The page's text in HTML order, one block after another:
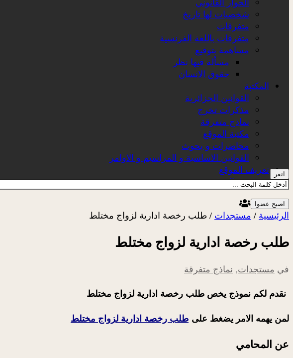
شخصيات لها تاريخ
متفرقات
متفرقات باللغة الفرنسية
مساهمة بتوقيع
مسألة فيها نظر
حقوق الانسان
المكتبة
القوانين الجزائرية
مذكرات تخرج
نماذج متفرقة
مكتبة الموقع
محاضرات و بحوث
القوانين الاساسية و المراسيم و الاوامر
تعريف الموقع
عن الموقع
انقر
اصبح عضوا
الرئيسية / مستجدات / طلب رخصة ادارية لزواج مختلط
طلب رخصة ادارية لزواج مختلط
في مستجدات, نماذج متفرقة
نقدم لكم نموذج يخص طلب رخصة ادارية لزواج مختلط
لمن يهمه الامر يضغط على طلب رخصة ادارية لزواج مختلط
عن المحامي